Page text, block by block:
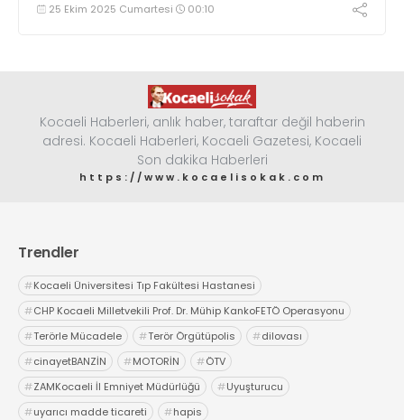
25 Ekim 2025 Cumartesi 00:10
Kocaeli Haberleri, anlık haber, taraftar değil haberin
adresi. Kocaeli Haberleri, Kocaeli Gazetesi, Kocaeli
Son dakika Haberleri
https://www.kocaelisokak.com
Trendler
#Kocaeli Üniversitesi Tıp Fakültesi Hastanesi
#CHP Kocaeli Milletvekili Prof. Dr. Mühip KankoFETÖ Operasyonu
#Terörle Mücadele #Terör Örgütüpolis #dilovası
#cinayetBANZİN #MOTORİN #ÖTV
#ZAMKocaeli İl Emniyet Müdürlüğü #Uyuşturucu
#uyarıcı madde ticareti #hapis